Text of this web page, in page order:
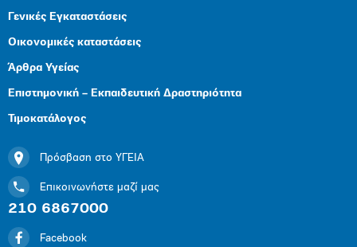
Γενικές Εγκαταστάσεις
Οικονομικές καταστάσεις
Άρθρα Υγείας
Επιστημονική – Εκπαιδευτική Δραστηριότητα
Τιμοκατάλογος
Πρόσβαση στο ΥΓΕΙΑ
Επικοινωνήστε μαζί μας
210 6867000
Facebook